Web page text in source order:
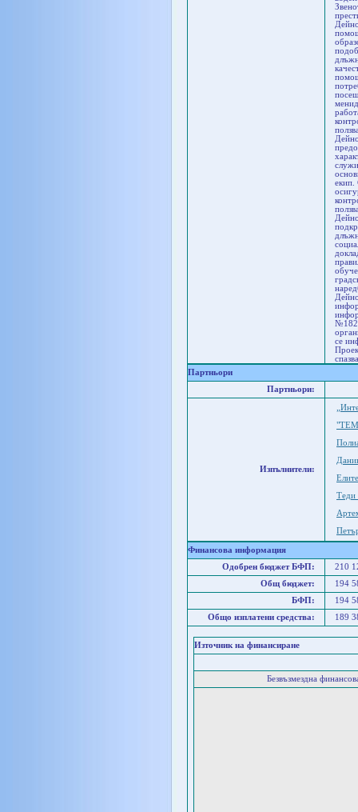
екип.
се
Партньори
Партньори:
Изпълнители:
Финансова информация
Одобрен бюджет БФП:
210
Общ бюджет:
194
БФП:
194
Общо изплатени средства:
189
Източник на финансиране
Безвъзмездна